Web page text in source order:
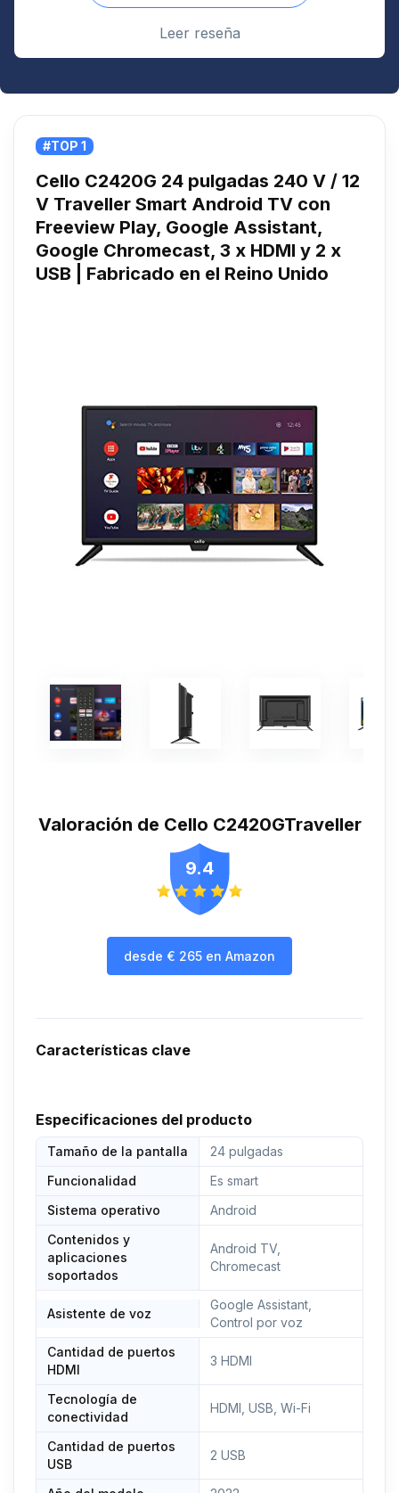
Leer reseña
#TOP 1
Cello C2420G 24 pulgadas 240 V / 12
V Traveller Smart Android TV con
Freeview Play, Google Assistant,
Google Chromecast, 3 x HDMI y 2 x
USB | Fabricado en el Reino Unido
Valoración de Cello C2420GTraveller
9.4
desde € 265 en Amazon
Características clave
Especificaciones del producto
Tamaño de la pantalla
24 pulgadas
Funcionalidad
Es smart
Sistema operativo
Android
Contenidos y
aplicaciones
soportados
Android TV,
Chromecast
Asistente de voz
Google Assistant,
Control por voz
Cantidad de puertos
HDMI
3 HDMI
Tecnología de
conectividad
HDMI, USB, Wi-Fi
Cantidad de puertos
USB
2 USB